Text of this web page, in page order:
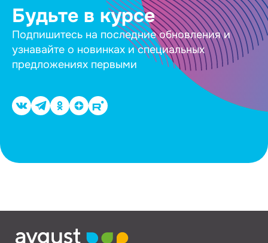
Будьте в курсе
Подпишитесь на последние обновления и
узнавайте о новинках и специальных
предложениях первыми